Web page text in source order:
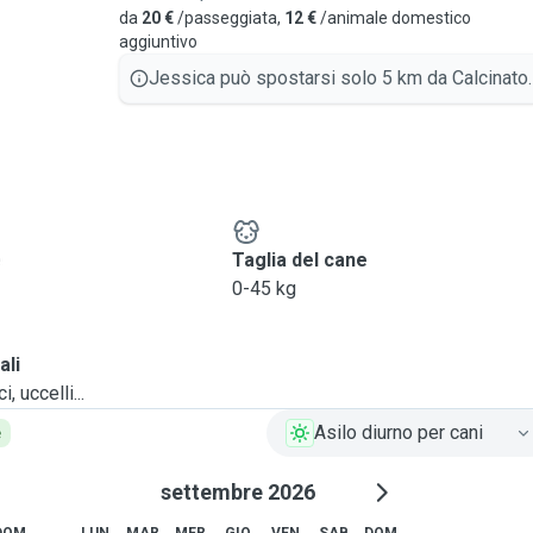
dare la pappa, di
per una
prendere il cane
un incontro
visionare l'ambiente.
del tempo è dedicata
da 20 €/passeggiata, 12 €/animale domestico
aggiuntivo
Jessica può spostarsi solo 5 km da Calcinato.
Taglia del cane
0-45 kg
uccelli...
Asilo diurno per cani
settembre 2026